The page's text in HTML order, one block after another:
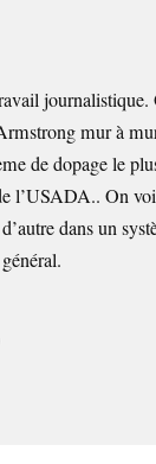
journalistique.
mur à
de dopage le
l’USADA.. On
dans un